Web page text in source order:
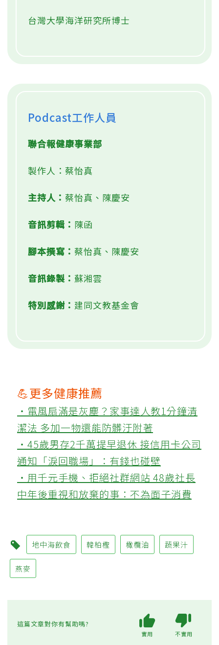
台灣大學海洋研究所博士
Podcast工作人員
聯合報健康事業部
製作人：蔡怡真
主持人： 蔡怡真、陳慶安
音訊剪輯： 陳函
腳本撰寫： 蔡怡真、陳慶安
音訊錄製： 蘇湘雲
特別感謝： 建同文教基金會
💪更多健康推薦
‧電風扇滿是灰塵？家事達人教1分鐘清
潔法 多加一物還能防髒汙附著
‧45歲男存2千萬提早退休 接信用卡公司
通知「淚回職場」：有錢也碰壁
‧用千元手機、拒絕社群網站 48歲社長
中年後重視和放棄的事：不為面子消費
地中海飲食 韓柏檉 橄欖油 蔬果汁
燕麥
這篇文章對你有幫助嗎?
實用 不實用